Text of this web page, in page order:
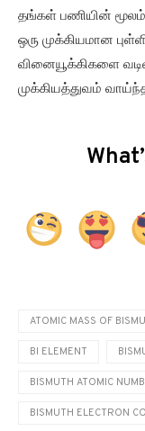
தங்கள் பணியின் மூலம்
ஒரு முக்கியமான
வினையூக்கிகளை
முக்கியத்துவம்
ATOMIC MASS OF
BI ELEMENT
BISMUTH ATOMIC
BISMUTH ELECTRON